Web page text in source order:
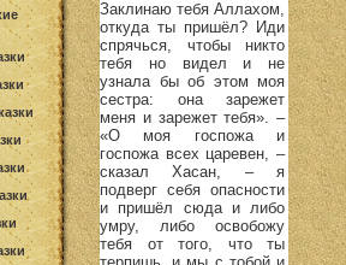
Заклинаю тебя Аллахом,
откуда ты пришёл? Иди
спрячься, чтобы никто
тебя но видел и не
узнала бы об этом моя
сестра: она зарежет
меня и зарежет тебя». –
«О моя госпожа и
госпожа всех царевен, –
сказал Хасан, – я
подверг себя опасности
и пришёл сюда и либо
умру, либо освобожу
тебя от того, что ты